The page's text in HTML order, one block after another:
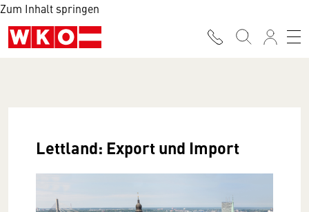
Zum Inhalt springen
Lettland: Export und Import